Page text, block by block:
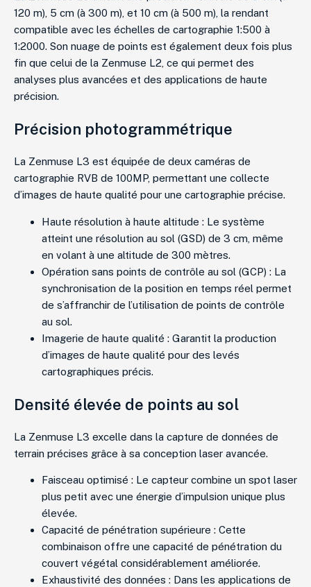
120 m), 5 cm (à 300 m), et 10 cm (à 500 m), la rendant
compatible avec les échelles de cartographie 1:500 à
1:2000. Son nuage de points est également deux fois plus
fin que celui de la Zenmuse L2, ce qui permet des
analyses plus avancées et des applications de haute
précision.
Précision photogrammétrique
La Zenmuse L3 est équipée de deux caméras de
cartographie RVB de 100MP, permettant une collecte
d’images de haute qualité pour une cartographie précise.
Haute résolution à haute altitude : Le système
atteint une résolution au sol (GSD) de 3 cm, même
en volant à une altitude de 300 mètres.
Opération sans points de contrôle au sol (GCP) : La
synchronisation de la position en temps réel permet
de s’affranchir de l’utilisation de points de contrôle
au sol.
Imagerie de haute qualité : Garantit la production
d’images de haute qualité pour des levés
cartographiques précis.
Densité élevée de points au sol
La Zenmuse L3 excelle dans la capture de données de
terrain précises grâce à sa conception laser avancée.
Faisceau optimisé : Le capteur combine un spot laser
plus petit avec une énergie d’impulsion unique plus
élevée.
Capacité de pénétration supérieure : Cette
combinaison offre une capacité de pénétration du
couvert végétal considérablement améliorée.
Exhaustivité des données : Dans les applications de